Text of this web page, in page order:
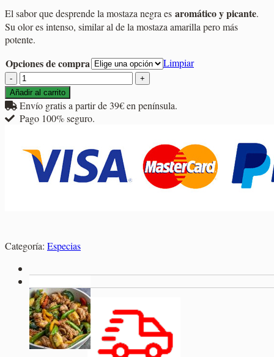
El sabor que desprende la mostaza negra es aromático y picante.
Su olor es intenso, similar al de la mostaza amarilla pero más
potente.
Opciones de compra
Limpiar
Mostaza
Negra
cantidad
Añadir al carrito
Envío gratis a partir de 39€ en península.
Pago 100% seguro.
Categoría: Especias